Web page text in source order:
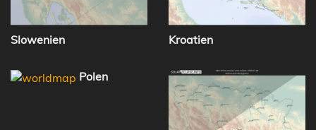
Slowenien Kroatien
Polen